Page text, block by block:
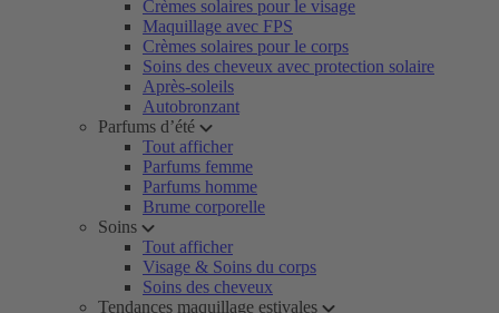
Crèmes solaires pour le visage
Maquillage avec FPS
Crèmes solaires pour le corps
Soins des cheveux avec protection solaire
Après-soleils
Autobronzant
Parfums d’été
Tout afficher
Parfums femme
Parfums homme
Brume corporelle
Soins
Tout afficher
Visage & Soins du corps
Soins des cheveux
Tendances maquillage estivales